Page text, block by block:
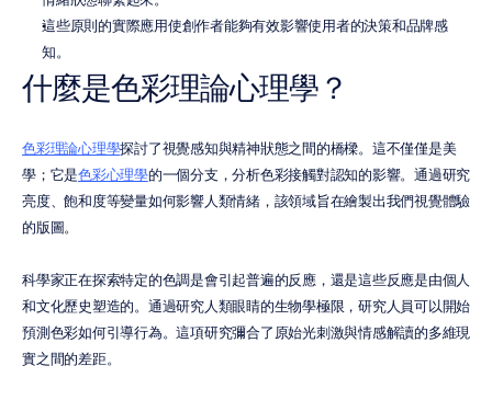
這些原則的實際應用使創作者能夠有效影響使用者的決策和品牌感
知。
什麼是色彩理論心理學？
色彩理論心理學探討了視覺感知與精神狀態之間的橋樑。這不僅僅是美
學；它是色彩心理學的一個分支，分析色彩接觸對認知的影響。通過研究
亮度、飽和度等變量如何影響人類情緒，該領域旨在繪製出我們視覺體驗
的版圖。
科學家正在探索特定的色調是會引起普遍的反應，還是這些反應是由個人
和文化歷史塑造的。通過研究人類眼睛的生物學極限，研究人員可以開始
預測色彩如何引導行為。這項研究彌合了原始光刺激與情感解讀的多維現
實之間的差距。